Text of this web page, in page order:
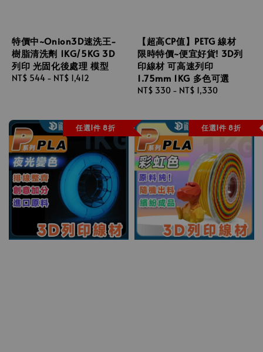
特價中~Onion3D速洗王-
樹脂清洗劑 1KG/5KG 3D
列印 光固化後處理 模型
Regular
NT$ 544 - NT$ 1,412
【超高CP值】PETG 線材
限時特價~便宜好貨! 3D列
印線材 可高速列印
1.75mm 1KG 多色可選
Regular
NT$ 330 - NT$ 1,330
任選1件 8折 任選1件 8折